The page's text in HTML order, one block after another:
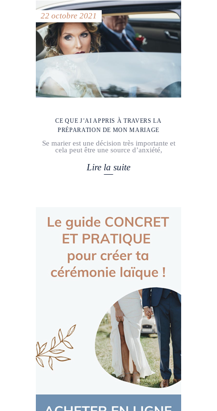
22 octobre 2021
CE QUE J’AI APPRIS À TRAVERS LA
PRÉPARATION DE MON MARIAGE
Se marier est une décision très importante et
cela peut être une source d’anxiété,
Lire la suite